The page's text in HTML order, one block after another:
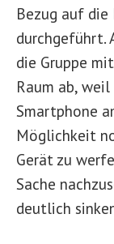
Bezug auf
durchgeführt.
die Gruppe
Raum ab,
Smartphone
Möglichkeit
Gerät zu
Sache
deutlich